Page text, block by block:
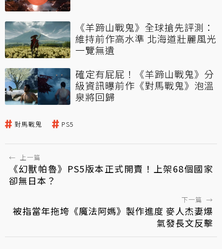
《羊蹄山戰鬼》全球搶先評測：
維持前作高水準 北海道壯麗風光
一覽無遺
確定有屁屁！《羊蹄山戰鬼》分
級資訊曝前作《對馬戰鬼》泡溫
泉將回歸
對馬戰鬼 PS5
← 上一篇
《幻獸帕魯》PS5版本正式開賣！上架68個國家
卻無日本？
下一篇 →
被指當年拖垮《魔法阿媽》製作進度 麥人杰妻爆
氣發長文反擊